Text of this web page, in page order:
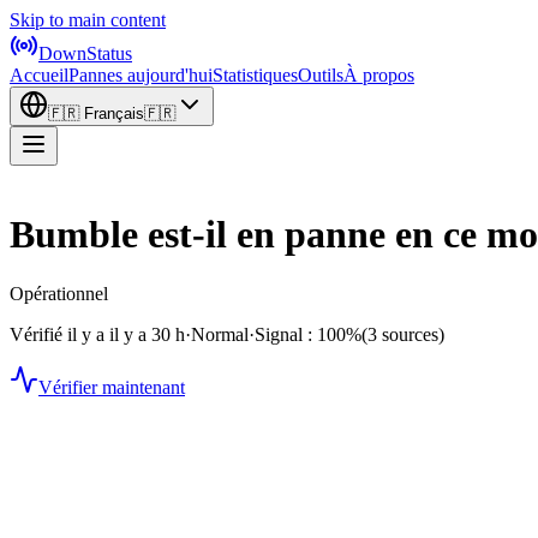
Skip to main content
DownStatus
AccueilPannes aujourd'huiStatistiquesOutilsÀ propos
🇫🇷 Français🇫🇷
Bumble est-il en panne en ce
Opérationnel
Vérifié il y a il y a 30 h·Normal·Signal : 100%(3 sources)
Vérifier maintenant